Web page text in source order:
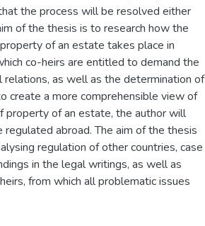
the process will be resolved either
of the thesis is to research how the
of an estate takes place in
co-heirs are entitled to demand the
as well as the determination of
create a more comprehensible view of
of an estate, the author will
abroad. The aim of the thesis
regulation of other countries, case
in the legal writings, as well as
from which all problematic issues